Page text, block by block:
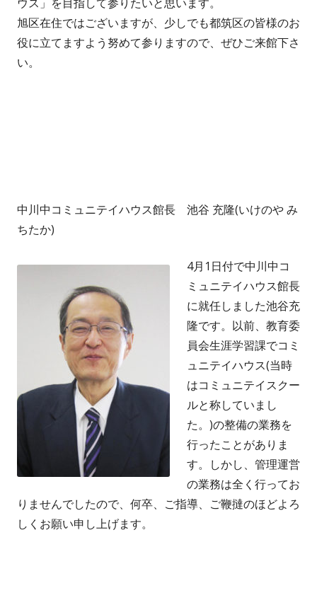
旭区在住ではございますが、少しでも都筑区の皆様のお
役に立てますよう努めて参りますので、ぜひご来館下さ
い。
中川中コミュニテイハウス館長 池谷 充隆(いけのや み
ちたか)
4月1日付で中川中コ
ミュニテイハウス館長
に就任しました池谷充
隆です。以前、教育委
員会生涯学習課でコミ
ュニテイハウス(当時
はコミュニテイスクー
ルと称していまし
た。)の整備の業務を
行ったことがありま
す。しかし、管理運営
の業務は全く行ってお
りませんでしたので、何卒、ご指導、ご鞭撻のほどよろ
しくお願い申し上げます。